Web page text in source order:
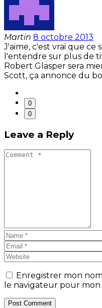
Martin 8 octobre 2013
J'aime, c'est vrai que ce
l'entendre sur plus de
Robert Glasper sera
Scott, ça annonce du
0
0
Leave a Reply
Enregistrer mon
le navigateur pour
Post Comment